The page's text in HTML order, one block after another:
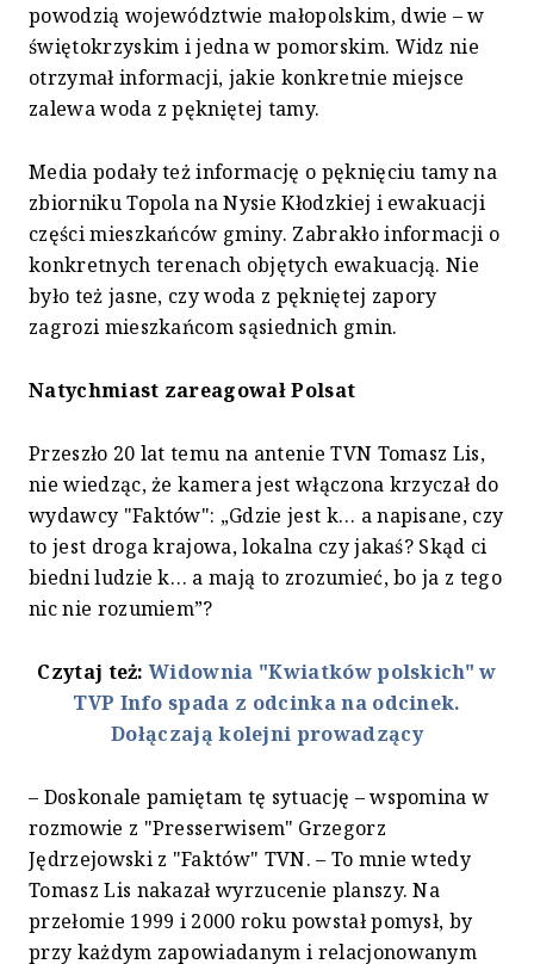
powodzią województwie małopolskim, dwie – w
świętokrzyskim i jedna w pomorskim. Widz nie
otrzymał informacji, jakie konkretnie miejsce
zalewa woda z pękniętej tamy.
Media podały też informację o pęknięciu tamy na
zbiorniku Topola na Nysie Kłodzkiej i ewakuacji
części mieszkańców gminy. Zabrakło informacji o
konkretnych terenach objętych ewakuacją. Nie
było też jasne, czy woda z pękniętej zapory
zagrozi mieszkańcom sąsiednich gmin.
Natychmiast zareagował Polsat
Przeszło 20 lat temu na antenie TVN Tomasz Lis,
nie wiedząc, że kamera jest włączona krzyczał do
wydawcy "Faktów": „Gdzie jest k… a napisane, czy
to jest droga krajowa, lokalna czy jakaś? Skąd ci
biedni ludzie k… a mają to zrozumieć, bo ja z tego
nic nie rozumiem”?
Czytaj też:Widownia "Kwiatków polskich" w
TVP Info spada z odcinka na odcinek.
Dołączają kolejni prowadzący
– Doskonale pamiętam tę sytuację – wspomina w
rozmowie z "Presserwisem" Grzegorz
Jędrzejowski z "Faktów" TVN. – To mnie wtedy
Tomasz Lis nakazał wyrzucenie planszy. Na
przełomie 1999 i 2000 roku powstał pomysł, by
przy każdym zapowiadanym i relacjonowanym